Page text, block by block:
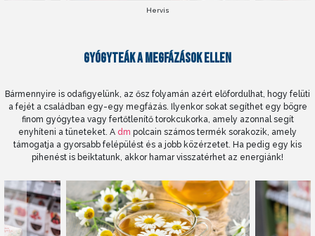
Hervis
GYÓGYTEÁK A MEGFÁZÁSOK ELLEN
Bármennyire is odafigyelünk, az ősz folyamán azért előfordulhat, hogy felüti
a fejét a családban egy-egy megfázás. Ilyenkor sokat segíthet egy bögre
finom gyógytea vagy fertőtlenítő torokcukorka, amely azonnal segít
enyhíteni a tüneteket. A dm polcain számos termék sorakozik, amely
támogatja a gyorsabb felépülést és a jobb közérzetet. Ha pedig egy kis
pihenést is beiktatunk, akkor hamar visszatérhet az energiánk!